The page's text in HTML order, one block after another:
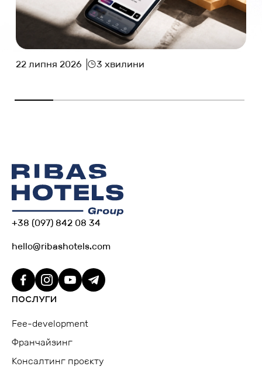
22 липня 2026 3 хвилини
ПОСЛУГИ
Fee-development
Франчайзинг
Консалтинг проєкту
+38 (097) 842 08 34
hello@ribashotels.com